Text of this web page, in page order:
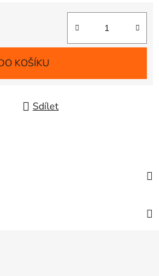
KOŠÍKU
Sdílet